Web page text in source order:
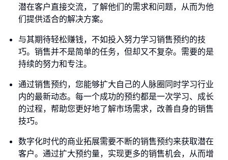
潜在客户直接交流，了解他们的需求和问题，从而为他
们提供适合的解决方案。
与其期待轻松赚钱，不如投入努力学习销售预约的技
巧。销售并不是简单的任务，但却又不复杂。需要的是
持续的努力和专注。
通过销售预约，您能够扩大自己的人脉圈同时学习行业
内的最新动态。每一个成功的预约都是一次学习、成长
的过程，帮助您更好地了解市场需求，改善自身的销售
技巧。
数字化时代的商业拓展需要不断的销售预约来获取潜在
客户。通过扩大预约量，实现更多的销售机会，从而增